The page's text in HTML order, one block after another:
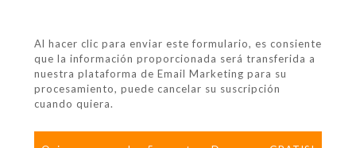
Al hacer clic para enviar este formulario, es consiente
que la información proporcionada será transferida a
nuestra plataforma de Email Marketing para su
procesamiento, puede cancelar su suscripción
cuando quiera.